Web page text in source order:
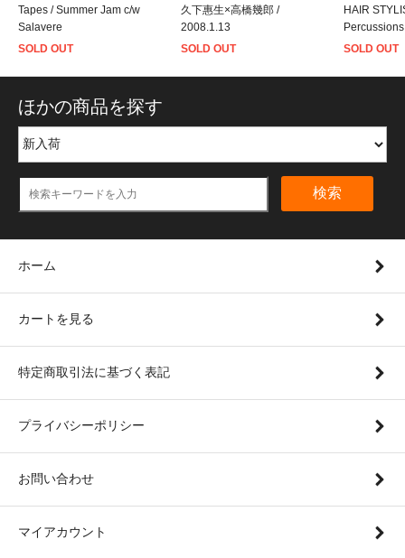
Tapes / Summer Jam c/w
Salavere
SOLD OUT
久下惠生×高橋幾郎 /
2008.1.13
SOLD OUT
HAIR
Percussions
SOLD OUT
ほかの商品を探す
検索
ホーム
カートを見る
特定商取引法に基づく表記
プライバシーポリシー
お問い合わせ
マイアカウント